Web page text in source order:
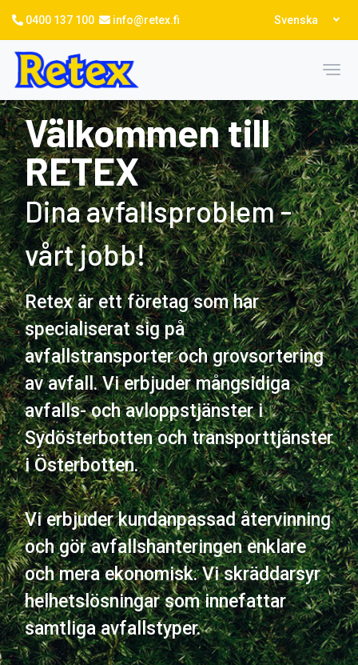
huvudinnehåll
0400 137 100 info@retex.fi
your
Svenska
Välkommen till
RETEX
Dina avfallsproblem -
vårt jobb!
Retex är ett företag som har
specialiserat sig på
avfallstransporter och grovsortering
av avfall. Vi erbjuder mångsidiga
avfalls- och avloppstjänster i
Sydösterbotten och transporttjänster
i Österbotten.
Vi erbjuder kundanpassad återvinning
och gör avfallshanteringen enklare
och mera ekonomisk. Vi skräddarsyr
helhetslösningar som innefattar
samtliga avfallstyper.